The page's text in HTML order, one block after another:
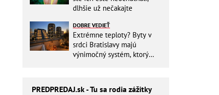
dlhšie už nečakajte
DOBRE VEDIEŤ
Extrémne teploty? Byty v
srdci Bratislavy majú
výnimočný systém, ktorý
PREDPREDAJ.sk - Tu sa rodia zážitky